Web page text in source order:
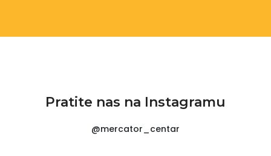
Pratite nas na Instagramu
@mercator_centar